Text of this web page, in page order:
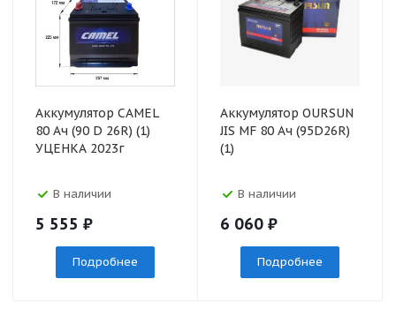
Аккумулятор CAMEL
80 Ач (90 D 26R) (1)
УЦЕНКА 2023г
В наличии
5 555 ₽
Подробнее
Аккумулятор OURSUN
JIS MF 80 Ач (95D26R)
(1)
В наличии
6 060 ₽
Подробнее